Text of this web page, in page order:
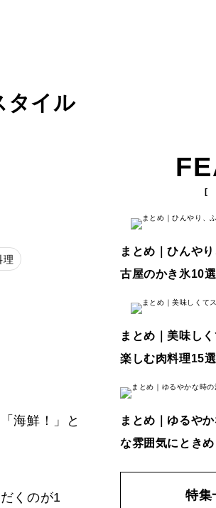
タイル
理
海鮮！」と
くのが1
[
まとめ｜ひんや
古屋のかき氷10選
まとめ｜美味し
楽しむ肉料理15選
まとめ｜ゆるや
な雰囲気にとき
特集